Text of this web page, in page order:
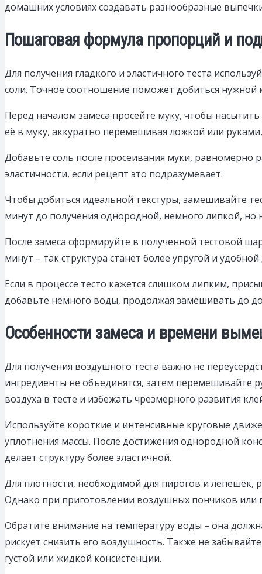
домашних условиях создавать разнообразные
Пошаговая формула пропорций и
Для получения гладкого и эластичного теста
соли. Точное соотношение поможет добиться нужной
Перед началом замеса просейте муку, чтобы
её в муку, аккуратно перемешивая ложкой или
Добавьте соль после просеивания муки, равномерно
эластичности, если рецепт это подразумевает.
Чтобы добиться идеальной текстуры, замешивайте
минут до получения однородной, немного липкой, но
После замеса сформируйте в полученной тестовой
минут – так структура станет более упругой и
Если в процессе тесто кажется слишком липким,
добавьте немного воды, продолжая замешивать до
Особенности замеса и времени
Для получения воздушного теста важно не
ингредиенты не объединятся, затем перемешивайте
воздуха в тесте и избежать чрезмерного развития
Используйте короткие и интенсивные круговые
уплотнения массы. После достижения однородной
делает структуру более эластичной.
Для плотности, необходимой для пирогов и лепешек,
Однако при приготовлении воздушных пончиков или
Обратите внимание на температуру воды – она
рискует снизить его воздушность. Также не
густой или жидкой консистенции.